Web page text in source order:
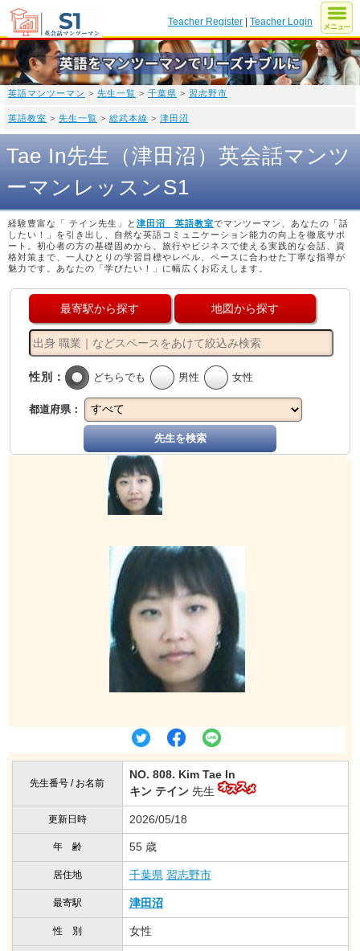
Teacher Register |Teacher Login
英語マンツーマン > 先生一覧 > 千葉県 > 習志野市
英語教室 > 先生一覧 > 総武本線 > 津田沼
Tae In先生（津田沼）英会話マンツ
ーマンレッスンS1
経験豊富な「 テイン先生」と 津田沼 英語教室でマンツーマン、あなたの「話
したい！」を引き出し、自然な英語コミュニケーション能力の向上を徹底サポ
ート。初心者の方の基礎固めから、旅行やビジネスで使える実践的な会話、資
格対策まで、一人ひとりの学習目標やレベル、ペースに合わせた丁寧な指導が
魅力です。あなたの「学びたい！」に幅広くお応えします。
最寄駅から探す 地図から探す
性別： どちらでも 男性 女性
都道府県：
先生を検索
先生番号 / お名前
NO. 808. Kim Tae In
キン テイン先生
更新日時 2026/05/18
年 齢 55 歳
居住地 千葉県 習志野市
最寄駅 津田沼
性 別 女性